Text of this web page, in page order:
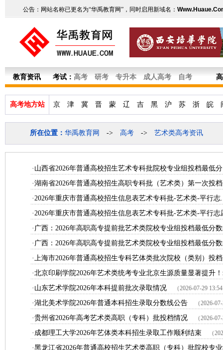
公告：网站名称已更名为“华禹教育网”，同时启用新域名：
教育资讯 考试： 高考 研考 专升本 成人高考 自考
高考地方站 京 津 冀 晋 蒙 辽 吉 黑 沪 苏 浙 皖
所在位置： 华禹教育网 -> 高考 -> 艺术类高考资讯
·山西省2026年普通高校招生艺术专科批院校专业组投档最低分
·湖南省2026年普通高校招生高职专科批（艺术类）第一次投
·2026年重庆市普通高校招生信息表艺术专科批-艺术类-平行志
·2026年重庆市普通高校招生信息表艺术专科批-艺术类-平行志
·广西：2026年高职高专提前批艺术类院校专业组投档最低分
·广西：2026年高职高专提前批艺术类院校专业组投档最低分
·上海市2026年普通高校招生专科艺体类批次院校（类别）投
·北京印刷学院2026年艺术类统考专业北京生源质量显著提升
·山东艺术学院2026年本科提前批次录取情况
（2026-07-29
·湖北美术学院2026年普通本科招生录取分数线公告 （2026-
·贵州省2026年高考艺术类高职（专科）批投档情况 （2026-
·成都理工大学2026年艺体类本科招生录取工作顺利结束 （
·黑龙江省2026年普通高校招生艺术类高职（专科）批院校专